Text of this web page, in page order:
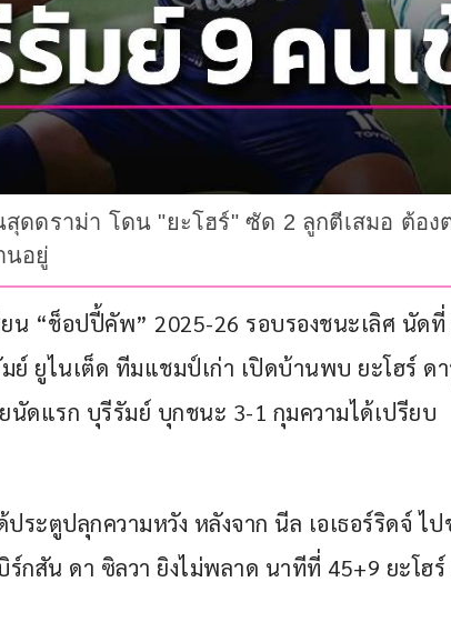
ดดราม่า โดน "ยะโฮร์" ซัด 2 ลูกตีเสมอ ต้อง
นอยู่
น “ช็อปปี้คัพ” 2025-26 รอบรองชนะเลิศ นัดที่
ยูไนเต็ด ทีมแชมป์เก่า เปิดบ้านพบ ยะโฮร์ ด
นัดแรก บุรีรัมย์ บุกชนะ 3-1 กุมความได้เปรียบ
ระตูปลุกความหวัง หลังจาก นีล เอเธอร์ริดจ์ ไ
กสัน ดา ซิลวา ยิงไม่พลาด นาทีที่ 45+9 ยะโฮร์